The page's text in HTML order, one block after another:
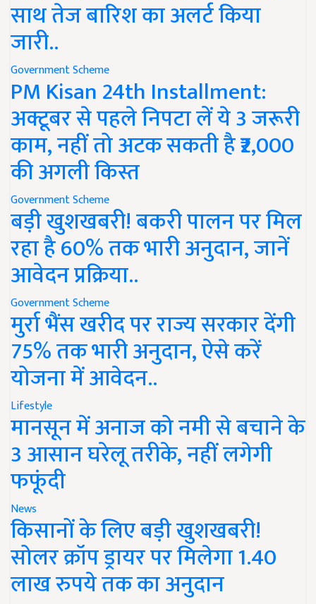
साथ तेज बारिश का अलर्ट किया
जारी..
Government Scheme
PM Kisan 24th Installment:
अक्टूबर से पहले निपटा लें ये 3 जरूरी
काम, नहीं तो अटक सकती है ₹2,000
की अगली किस्त
Government Scheme
बड़ी खुशखबरी! बकरी पालन पर मिल
रहा है 60% तक भारी अनुदान, जानें
आवेदन प्रक्रिया..
Government Scheme
मुर्रा भैंस खरीद पर राज्य सरकार देंगी
75% तक भारी अनुदान, ऐसे करें
योजना में आवेदन..
Lifestyle
मानसून में अनाज को नमी से बचाने के
3 आसान घरेलू तरीके, नहीं लगेगी
फफूंदी
News
किसानों के लिए बड़ी खुशखबरी!
सोलर क्रॉप ड्रायर पर मिलेगा 1.40
लाख रुपये तक का अनुदान